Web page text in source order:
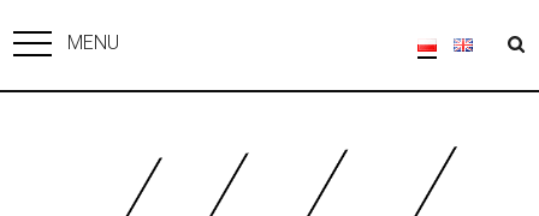
MENU